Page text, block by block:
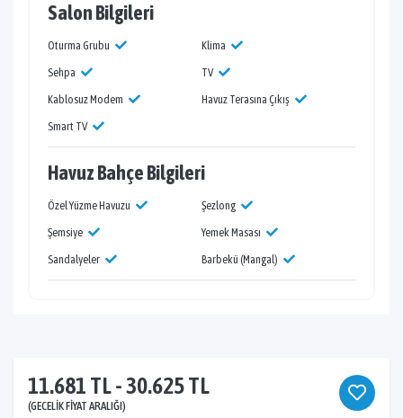
Salon Bilgileri
Oturma Grubu
Klima
Sehpa
TV
Kablosuz Modem
Havuz Terasına Çıkış
Smart TV
Havuz Bahçe Bilgileri
Özel Yüzme Havuzu
Şezlong
Şemsiye
Yemek Masası
Sandalyeler
Barbekü (Mangal)
11.681 TL - 30.625 TL
(GECELIK FIYAT ARALIĞI)